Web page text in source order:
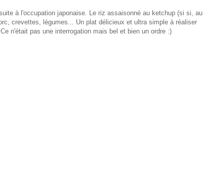
à l'occupation japonaise. Le riz assaisonné au ketchup (si si, au
crevettes, légumes... Un plat délicieux et ultra simple à réaliser
n'était pas une interrogation mais bel et bien un ordre :)